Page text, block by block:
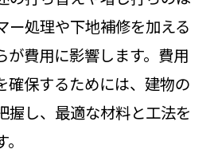
ー処理や下地補修を加える
が費用に影響します。費用
確保するためには、建物の
握し、最適な材料と工法を